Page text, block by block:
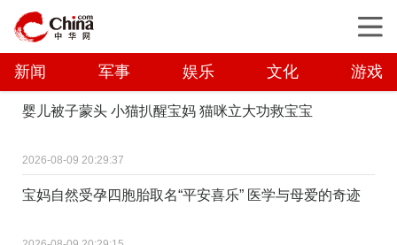
新闻 军事 娱乐 文化 游戏
婴儿被子蒙头 小猫扒醒宝妈 猫咪立大功救宝宝
2026-08-09 20:29:37
宝妈自然受孕四胞胎取名“平安喜乐” 医学与母爱的奇迹